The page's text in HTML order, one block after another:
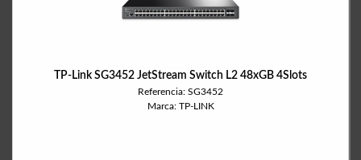
TP-Link SG3452 JetStream Switch L2 48xGB 4Slots
Referencia: SG3452
Marca: TP-LINK